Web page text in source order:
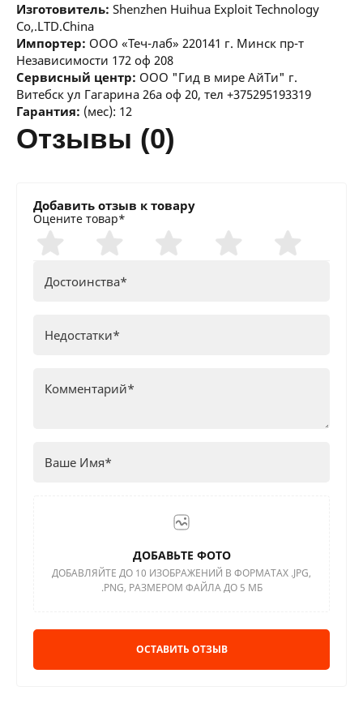
Изготовитель: Shenzhen Huihua Exploit Technology
Co,.LTD.China
Импортер: ООО «Теч-лаб» 220141 г. Минск пр-т
Независимости 172 оф 208
Сервисный центр: ООО "Гид в мире АйТи" г.
Витебск ул Гагарина 26а оф 20, тел +375295193319
Гарантия: (мес): 12
отзывы (0)
Добавить отзыв к товару
Оцените товар*
ДОБАВЬТЕ ФОТО
ДОБАВЛЯЙТЕ ДО 10 ИЗОБРАЖЕНИЙ В ФОРМАТАХ .JPG,
.PNG, РАЗМЕРОМ ФАЙЛА ДО 5 МБ
ОСТАВИТЬ ОТЗЫВ